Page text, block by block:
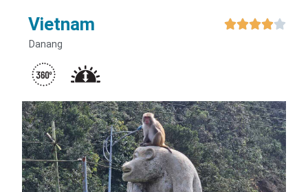
Vietnam 
Danang